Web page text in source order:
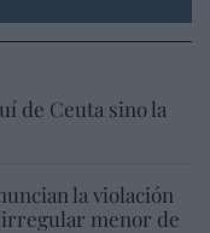
de Ceuta sino la
la violación
menor de